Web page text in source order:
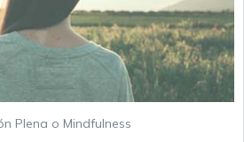
Plena o Mindfulness